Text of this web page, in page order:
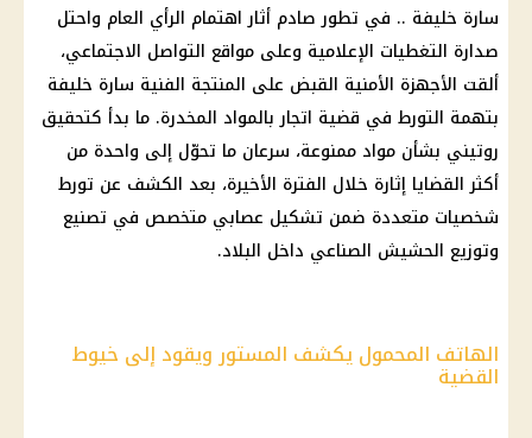
سارة خليفة .. في تطور صادم أثار اهتمام الرأي العام واحتل
صدارة التغطيات الإعلامية وعلى مواقع التواصل الاجتماعي،
ألقت الأجهزة الأمنية القبض على المنتجة الفنية سارة خليفة
بتهمة التورط في قضية اتجار بالمواد المخدرة. ما بدأ كتحقيق
روتيني بشأن مواد ممنوعة، سرعان ما تحوّل إلى واحدة من
أكثر القضايا إثارة خلال الفترة الأخيرة، بعد الكشف عن تورط
شخصيات متعددة ضمن تشكيل عصابي متخصص في تصنيع
وتوزيع الحشيش الصناعي داخل البلاد.
الهاتف المحمول يكشف المستور ويقود إلى خيوط
القضية